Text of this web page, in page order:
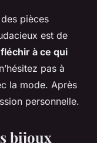
pièces
est de
à ce qui
pas à
la mode. Après
personnelle.
bijoux